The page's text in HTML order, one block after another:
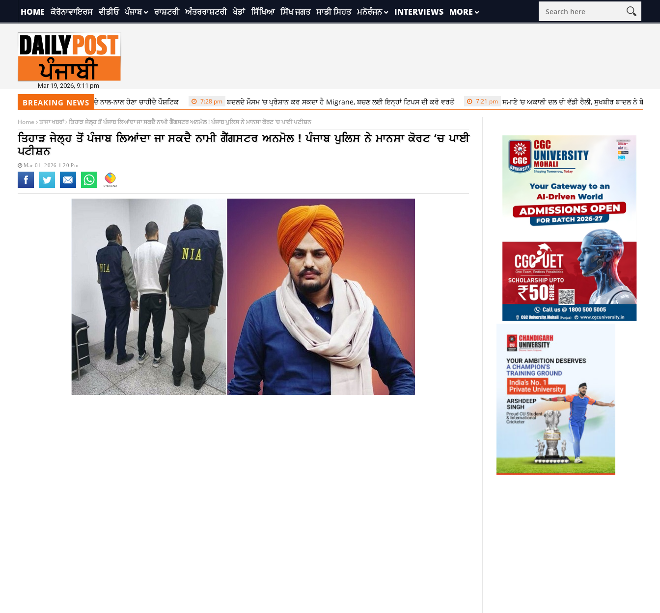
HOME ਕੋਰੋਨਾਵਾਇਰਸ ਵੀਡੀਓ ਪੰਜਾਬ ਰਾਸ਼ਟਰੀ ਅੰਤਰਰਾਸ਼ਟਰੀ ਖੇਡਾਂ ਸਿੱਖਿਆ ਸਿੱਖ ਜਗਤ ਸਾਡੀ ਸਿਹਤ ਮਨੋਰੰਜਨ INTERVIEWS MORE
Mar 19, 2026, 9:11 pm
BREAKING NEWS
ਖਾਣਾ ਸਾਦਾ ਹੋਣ ਦੇ ਨਾਲ-ਨਾਲ ਹੋਣਾ ਚਾਹੀਦੈ ਪੌਸ਼ਟਿਕ 7:28 pm ਬਦਲਦੇ ਮੌਸਮ ‘ਚ ਪ੍ਰੇਸ਼ਾਨ ਕਰ ਸਕਦਾ ਹੈ Migrane, ਬਚਣ ਲਈ ਇਨ੍ਹਾਂ ਟਿਪਸ ਦੀ ਕਰੋ ਵਰਤੋਂ 7:21 pm ਸਮਾਣੇ ‘ਚ ਅਕਾਲੀ ਦਲ ਦੀ ਵੱਡੀ ਰੈਲੀ, ਸੁਖਬੀਰ ਬਾਦਲ ਨੇ ਬੇਅਦਬੀ ਵਿਰੁੱਧ
Home ਤਾਜਾ ਖਬਰਾਂ ਤਿਹਾੜ ਜੇਲ੍ਹ ਤੋਂ ਪੰਜਾਬ ਲਿਆਂਦਾ ਜਾ ਸਕਦੈ ਨਾਮੀ ਗੈਂਗਸਟਰ ਅਨਮੋਲ ! ਪੰਜਾਬ ਪੁਲਿਸ ਨੇ ਮਾਨਸਾ ਕੋਰਟ ‘ਚ ਪਾਈ ਪਟੀਸ਼ਨ
ਤਿਹਾੜ ਜੇਲ੍ਹ ਤੋਂ ਪੰਜਾਬ ਲਿਆਂਦਾ ਜਾ ਸਕਦੈ ਨਾਮੀ ਗੈਂਗਸਟਰ ਅਨਮੋਲ ! ਪੰਜਾਬ ਪੁਲਿਸ ਨੇ ਮਾਨਸਾ ਕੋਰਟ ‘ਚ ਪਾਈ
ਪਟੀਸ਼ਨ
Mar 01, 2026 1:20 Pm